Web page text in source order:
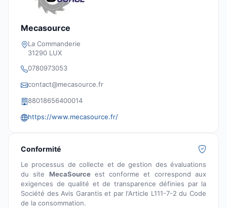
Mecasource
La Commanderie
31290 LUX
0780973053
contact@mecasource.fr
88018656400014
https://www.mecasource.fr/
Conformité
Le processus de collecte et de gestion des évaluations
du site MecaSourceest conforme et correspond aux
exigences de qualité et de transparence définies par la
Société des Avis Garantis et par l'Article L111-7-2 du Code
de la consommation.